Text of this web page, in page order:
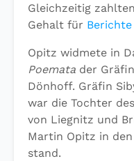
Gleichzeitig
Gehalt für Berichte
Opitz widmete in
Poemata der
Dönhoff. Gräfin
war die Tochter
von Liegnitz und
Martin Opitz in den
stand.